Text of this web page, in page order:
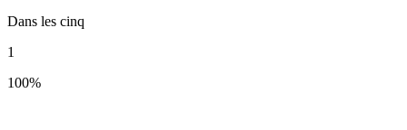
Dans les cinq
1
100%